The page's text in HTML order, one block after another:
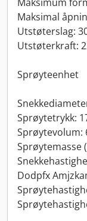
Maksimal
Utstøterslag:
Utstøterkraft:
Sprøyteenhet
Sprøytetrykk:
Sprøytevolum:
Sprøytemasse
Dodpfx